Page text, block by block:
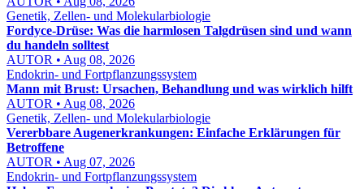
Genetik, Zellen- und Molekularbiologie
Fordyce-Drüse: Was die harmlosen Talgdrüsen sind und wann
du handeln solltest
AUTOR • Aug 08, 2026
Endokrin- und Fortpflanzungssystem
Mann mit Brust: Ursachen, Behandlung und was wirklich hilft
AUTOR • Aug 08, 2026
Genetik, Zellen- und Molekularbiologie
Vererbbare Augenerkrankungen: Einfache Erklärungen für
Betroffene
AUTOR • Aug 07, 2026
Endokrin- und Fortpflanzungssystem